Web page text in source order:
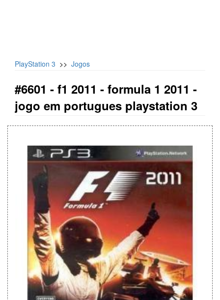
PlayStation 3 >> Jogos
#6601 - f1 2011 - formula 1 2011 -
jogo em portugues playstation 3